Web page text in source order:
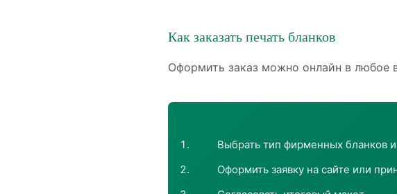
Как заказать печать бланков
Оформить заказ можно онлайн в любое
Выбрать тип фирменных бланков
Оформить заявку на сайте или